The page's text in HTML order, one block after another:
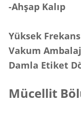
-Ahşap Kalıp
Yüksek
Vakum
Damla Etiket
Mücellit